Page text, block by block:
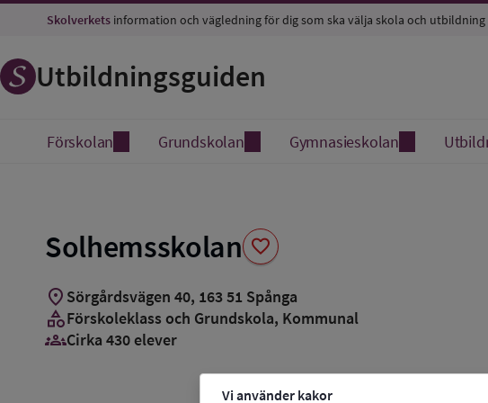
Vi använder kakor
Skolverkets information och vägledning för dig som ska välja skola och utbildning
Utbildningsguiden
Förskolan Grundskolan Gymnasieskolan
Solhemsskolan favorite
Spara
location_on Sörgårdsvägen 40, 16351 Spånga
categoryFörskoleklass och Grundskola, Kommunal
groups_3Cirka 430 elever